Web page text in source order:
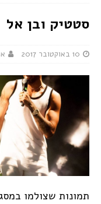
סטטיק ובן אל
10 באוקטובר 2017
תמונות שצולמו